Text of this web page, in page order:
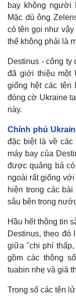
Thể thao
Bóng đá
Lịch thi đấu bóng đá
Thế giới thể thao
eSports
bay không người
Mặc dù ông
có tên gọi như
thể không phải là
Destinus - công ty
đã giới thiệu một
giống hệt các
đóng cờ Ukraine
này.
Chính phủ
đặc biệt là về các
máy bay của
được quảng bá
ngoài rất giống
hiện trong các
sâu bên trong
Hầu hết thông tin
Destinus, theo
giữa "chi phí
gồm các thông
tuabin nhẹ và giá
Trong số các tên